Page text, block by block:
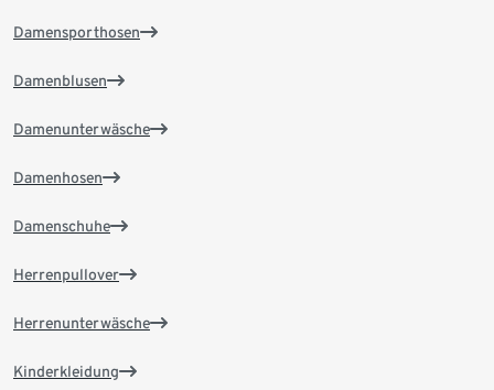
Damensporthosen
Damenblusen
Damenunterwäsche
Damenhosen
Damenschuhe
Herrenpullover
Herrenunterwäsche
Kinderkleidung